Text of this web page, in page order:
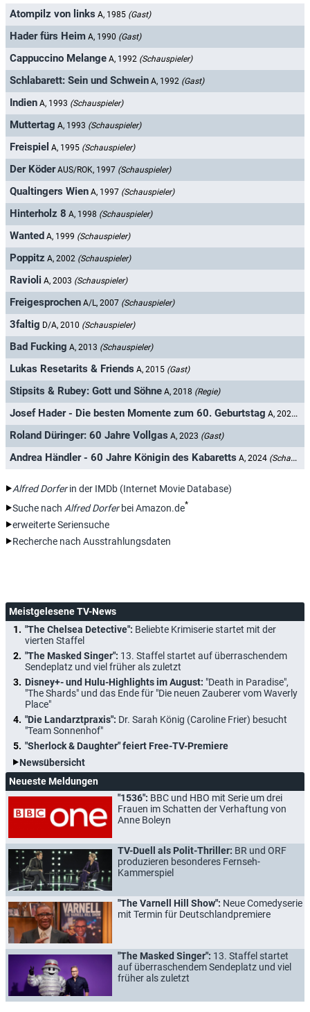
Atompilz von links A, 1985 (Gast)
Hader fürs Heim A, 1990 (Gast)
Cappuccino Melange A, 1992 (Schauspieler)
Schlabarett: Sein und Schwein A, 1992 (Gast)
Indien A, 1993 (Schauspieler)
Muttertag A, 1993 (Schauspieler)
Freispiel A, 1995 (Schauspieler)
Der Köder AUS/ROK, 1997 (Schauspieler)
Qualtingers Wien A, 1997 (Schauspieler)
Hinterholz 8 A, 1998 (Schauspieler)
Wanted A, 1999 (Schauspieler)
Poppitz A, 2002 (Schauspieler)
Ravioli A, 2003 (Schauspieler)
Freigesprochen A/L, 2007 (Schauspieler)
3faltig D/A, 2010 (Schauspieler)
Bad Fucking A, 2013 (Schauspieler)
Lukas Resetarits & Friends A, 2015 (Gast)
Stipsits & Rubey: Gott und Söhne A, 2018 (Regie)
Josef Hader - Die besten Momente zum 60. Geburtstag A, 2022
Roland Düringer: 60 Jahre Vollgas A, 2023 (Gast)
Andrea Händler - 60 Jahre Königin des Kabaretts A, 2024 (Schauspieler)
Alfred Dorferin der IMDb (Internet Movie Database)
Suche nach Alfred Dorferbei Amazon.de*
erweiterte Seriensuche
Recherche nach Ausstrahlungsdaten
Meistgelesene TV-News
"The Chelsea Detective": Beliebte Krimiserie startet mit der
vierten Staffel
"The Masked Singer": 13. Staffel startet auf überraschendem
Sendeplatz und viel früher als zuletzt
Disney+- und Hulu-Highlights im August: "Death in Paradise",
"The Shards" und das Ende für "Die neuen Zauberer vom Waverly
Place"
"Die Landarztpraxis": Dr. Sarah König (Caroline Frier) besucht
"Team Sonnenhof"
"Sherlock & Daughter" feiert Free-TV-Premiere
Newsübersicht
Neueste Meldungen
"1536": BBC und HBO mit Serie um drei
Frauen im Schatten der Verhaftung von
Anne Boleyn
TV-Duell als Polit-Thriller: BR und ORF
produzieren besonderes Fernseh-
Kammerspiel
"The Varnell Hill Show": Neue Comedyserie
mit Termin für Deutschlandpremiere
"The Masked Singer": 13. Staffel startet
auf überraschendem Sendeplatz und viel
früher als zuletzt